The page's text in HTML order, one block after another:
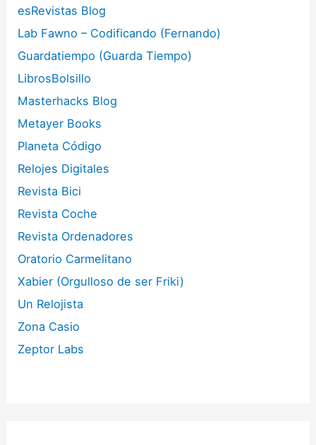
esRevistas Blog
Lab Fawno – Codificando (Fernando)
Guardatiempo (Guarda Tiempo)
LibrosBolsillo
Masterhacks Blog
Metayer Books
Planeta Código
Relojes Digitales
Revista Bici
Revista Coche
Revista Ordenadores
Oratorio Carmelitano
Xabier (Orgulloso de ser Friki)
Un Relojista
Zona Casio
Zeptor Labs